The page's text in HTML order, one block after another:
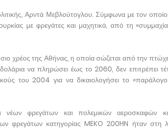
Αρντά Μεβλούτογλου. Σύμφωνα με τον
με φρεγάτες και μαχητικά, από τη
χρέος της Αθήνας, η οποία σώζεται από την
να πληρώσει έως το 2060, δεν επιτρέπει
του 2004 για να δικαιολογήσει το
φρεγάτων και πολεμικών αεροσκαφών
φρεγάτων κατηγορίας MEKO 200HN ήταν στη